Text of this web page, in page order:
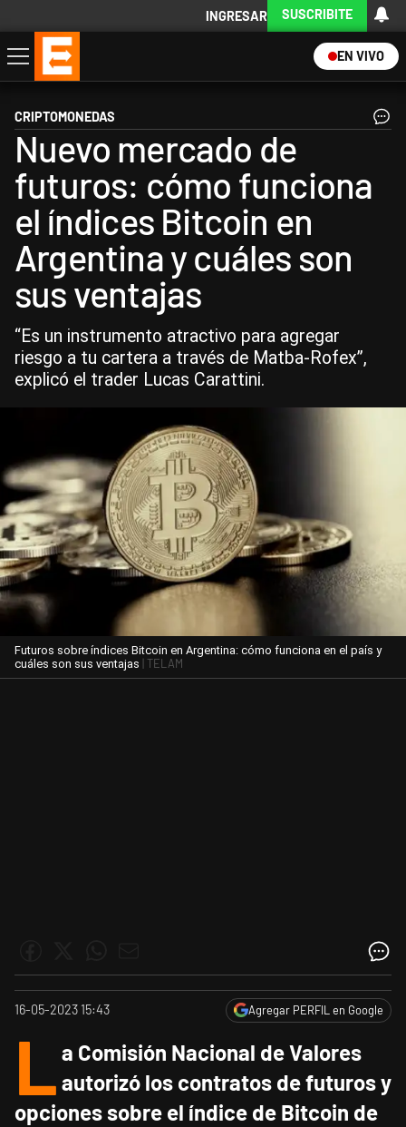
INGRESAR SUSCRIBITE
EN VIVO
Economía
Política
Internacional
Actualidad
Descargá la App
CRIPTOMONEDAS
Nuevo mercado de
futuros: cómo funciona
el índices Bitcoin en
Argentina y cuáles son
sus ventajas
“Es un instrumento atractivo para agregar
riesgo a tu cartera a través de Matba-Rofex”,
explicó el trader Lucas Carattini.
Futuros sobre índices Bitcoin en Argentina: cómo funciona en el país y
cuáles son sus ventajas | TELAM
16-05-2023 15:43 Agregar PERFIL en Google
L a Comisión Nacional de Valores
autorizó los contratos de futuros y
opciones sobre el índice de Bitcoin de